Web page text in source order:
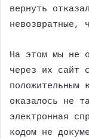
вернуть
невозвратные,
На этом мы не
через их сайт
положительным
оказалось не
электронная
кодом не